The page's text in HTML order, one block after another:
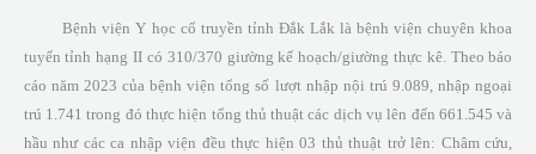
Bệnh viện Y học cổ truyền tỉnh Đắk Lắk là bệnh viện chuyên khoa
tuyến tỉnh hạng II có 310/370 giường kế hoạch/giường thực kê. Theo báo
cáo năm 2023 của bệnh viện tổng số lượt nhập nội trú 9.089, nhập ngoại
trú 1.741 trong đó thực hiện tổng thủ thuật các dịch vụ lên đến 661.545 và
hầu như các ca nhập viện đều thực hiện 03 thủ thuật trở lên: Châm cứu,